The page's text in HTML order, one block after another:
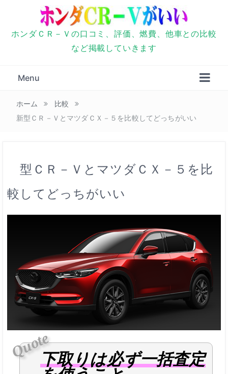
ホンダＣＲ－Ｖの口コミ、評価、燃費、他車との比較
など掲載していきます
Menu
ホーム
比較
新型ＣＲ－ＶとマツダＣＸ－５を比較してどっちがいい
較してどっちがいい
投稿日：2018年10月19日
投稿者：
下取りは必ず一括査定